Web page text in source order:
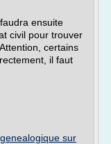
ensuite
civil pour trouver
certains
il faut
sur